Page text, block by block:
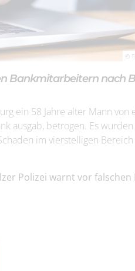
©
Bankmitarbeitern nach
ein 58 Jahre alter Mann von
ausgab, betrogen. Es
im vierstelligen
Polizei warnt vor